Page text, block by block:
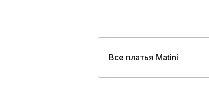
Все платья Matini